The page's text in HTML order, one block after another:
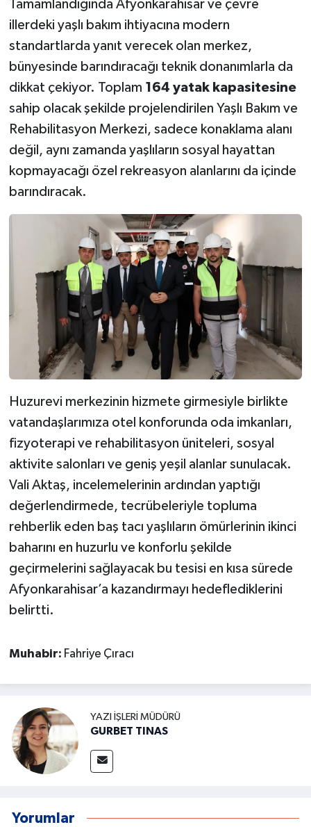
Tamamlandığında Afyonkarahisar ve çevre
illerdeki yaşlı bakım ihtiyacına modern
standartlarda yanıt verecek olan merkez,
bünyesinde barındıracağı teknik donanımlarla da
dikkat çekiyor. Toplam 164 yatak kapasitesine
sahip olacak şekilde projelendirilen Yaşlı Bakım ve
Rehabilitasyon Merkezi, sadece konaklama alanı
değil, aynı zamanda yaşlıların sosyal hayattan
kopmayacağı özel rekreasyon alanlarını da içinde
barındıracak.
Huzurevi merkezinin hizmete girmesiyle birlikte
vatandaşlarımıza otel konforunda oda imkanları,
fizyoterapi ve rehabilitasyon üniteleri, sosyal
aktivite salonları ve geniş yeşil alanlar sunulacak.
Vali Aktaş, incelemelerinin ardından yaptığı
değerlendirmede, tecrübeleriyle topluma
rehberlik eden baş tacı yaşlıların ömürlerinin ikinci
baharını en huzurlu ve konforlu şekilde
geçirmelerini sağlayacak bu tesisi en kısa sürede
Afyonkarahisar’a kazandırmayı hedeflediklerini
belirtti.
Muhabir: Fahriye Çıracı
YAZI İŞLERI MÜDÜRÜ
GURBET TINAS
Yorumlar